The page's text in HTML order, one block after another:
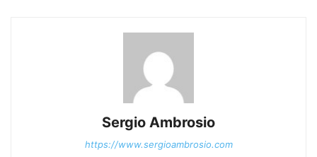
Sergio Ambrosio
https://www.sergioambrosio.com